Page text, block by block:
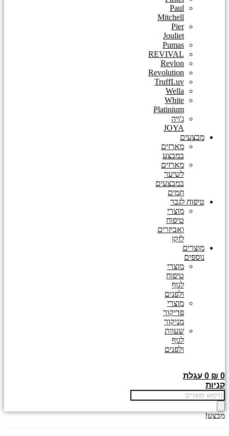
Paul
Mitchell
Pier
Jouliet
Pumas
REVIVAL
Revlon
Revolution
TruffLuv
Wella
White
Platinium
ג'ויה
JOYA
מבצעים
מארזים
במבצע
מארזים
לשיער
במבצעים
חמים
טיפוח לגבר
מוצרי
טיפוח
ואביזרים
לזקן
מוצרים
נוספים
מוצרי
טיפוח
לגוף
ולפנים
מוצרי
פדיקור
מניקור
שעוות
לגוף
ולפנים
₪ 0
0 עגלת
קניות
Products
search
מבצע!